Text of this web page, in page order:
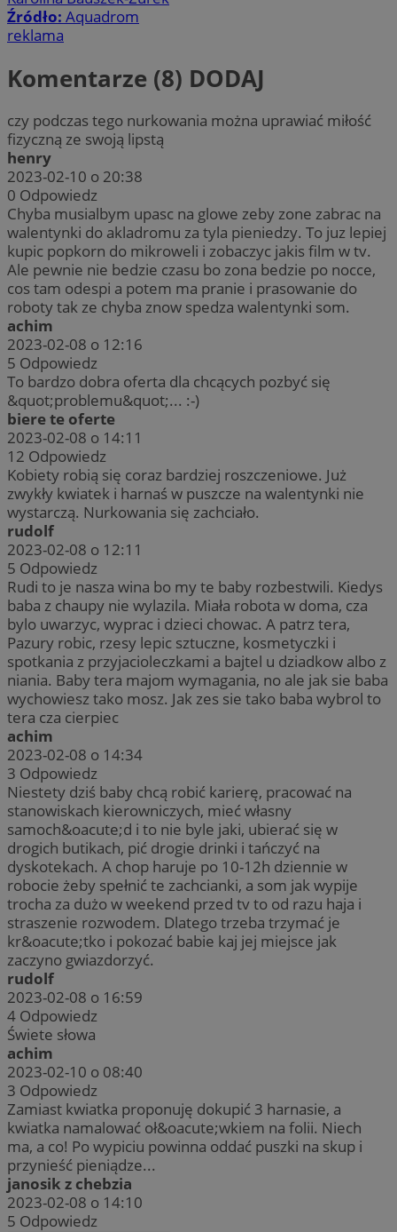
Źródło: Aquadrom
reklama
Komentarze (8) DODAJ
czy podczas tego nurkowania można uprawiać miłość
fizyczną ze swoją lipstą
henry
2023-02-10 o 20:38
0 Odpowiedz
Chyba musialbym upasc na glowe zeby zone zabrac na
walentynki do akladromu za tyla pieniedzy. To juz lepiej
kupic popkorn do mikroweli i zobaczyc jakis film w tv.
Ale pewnie nie bedzie czasu bo zona bedzie po nocce,
cos tam odespi a potem ma pranie i prasowanie do
roboty tak ze chyba znow spedza walentynki som.
achim
2023-02-08 o 12:16
5 Odpowiedz
To bardzo dobra oferta dla chcących pozbyć się
&quot;problemu&quot;... :-)
biere te oferte
2023-02-08 o 14:11
12 Odpowiedz
Kobiety robią się coraz bardziej roszczeniowe. Już
zwykły kwiatek i harnaś w puszcze na walentynki nie
wystarczą. Nurkowania się zachciało.
rudolf
2023-02-08 o 12:11
5 Odpowiedz
Rudi to je nasza wina bo my te baby rozbestwili. Kiedys
baba z chaupy nie wylazila. Miała robota w doma, cza
bylo uwarzyc, wyprac i dzieci chowac. A patrz tera,
Pazury robic, rzesy lepic sztuczne, kosmetyczki i
spotkania z przyjacioleczkami a bajtel u dziadkow albo z
niania. Baby tera majom wymagania, no ale jak sie baba
wychowiesz tako mosz. Jak zes sie tako baba wybrol to
tera cza cierpiec
achim
2023-02-08 o 14:34
3 Odpowiedz
Niestety dziś baby chcą robić karierę, pracować na
stanowiskach kierowniczych, mieć własny
samoch&oacute;d i to nie byle jaki, ubierać się w
drogich butikach, pić drogie drinki i tańczyć na
dyskotekach. A chop haruje po 10-12h dziennie w
robocie żeby spełnić te zachcianki, a som jak wypije
trocha za dużo w weekend przed tv to od razu haja i
straszenie rozwodem. Dlatego trzeba trzymać je
kr&oacute;tko i pokozać babie kaj jej miejsce jak
zaczyno gwiazdorzyć.
rudolf
2023-02-08 o 16:59
4 Odpowiedz
Świete słowa
achim
2023-02-10 o 08:40
3 Odpowiedz
Zamiast kwiatka proponuję dokupić 3 harnasie, a
kwiatka namalować oł&oacute;wkiem na folii. Niech
ma, a co! Po wypiciu powinna oddać puszki na skup i
przynieść pieniądze...
janosik z chebzia
2023-02-08 o 14:10
5 Odpowiedz